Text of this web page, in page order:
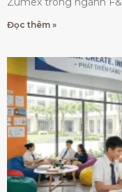
Đọc thêm »